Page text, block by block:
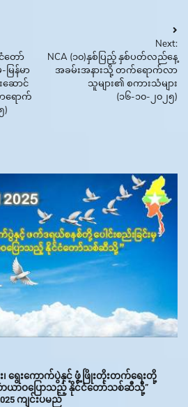
တော်
န်မာ
ဆောင်
ောက်
)
Next:
NCA (၁၀)နှစ်ပြည့် နှစ်ပတ်လည်နေ့
အခမ်းအနားသို့ တက်ရောက်လာ
သူများ၏ စကားသံများ
(၁၆-၁၀-၂၀၂၅)
ရေး၊ ရွေးကောက်ပွဲနှင့် ဖွံ့ဖြိုးတိုးတက်ရေးတို့
သာယာဝပြောသည့် နိုင်ငံတော်သစ်ဆီသို့”
ကျင်းပမည်